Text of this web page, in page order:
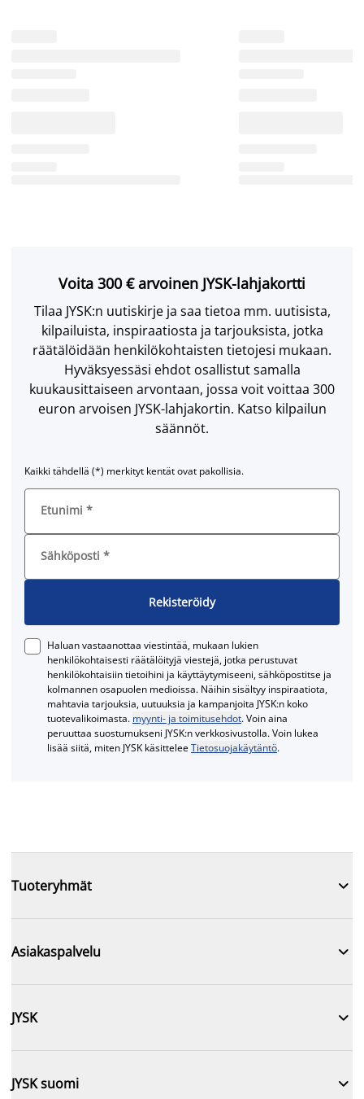
Voita 300 € arvoinen JYSK-lahjakortti
Tilaa JYSK:n uutiskirje ja saa tietoa mm. uutisista,
kilpailuista, inspiraatiosta ja tarjouksista, jotka
räätälöidään henkilökohtaisten tietojesi mukaan.
Hyväksyessäsi ehdot osallistut samalla
kuukausittaiseen arvontaan, jossa voit voittaa 300
euron arvoisen JYSK-lahjakortin. Katso kilpailun
säännöt.
Kaikki tähdellä (*) merkityt kentät ovat pakollisia.
Etunimi *
Sähköposti *
Rekisteröidy
Haluan vastaanottaa viestintää, mukaan lukien
henkilökohtaisesti räätälöityjä viestejä, jotka perustuvat
henkilökohtaisiin tietoihini ja käyttäytymiseeni, sähköpostitse ja
kolmannen osapuolen medioissa. Näihin sisältyy inspiraatiota,
mahtavia tarjouksia, uutuuksia ja kampanjoita JYSK:n koko
tuotevalikoimasta. myynti- ja toimitusehdot. Voin aina
peruuttaa suostumukseni JYSK:n verkkosivustolla. Voin lukea
lisää siitä, miten JYSK käsitteleeTietosuojakäytäntö.
Tuoteryhmät 
Asiakaspalvelu 
JYSK 
JYSK suomi 